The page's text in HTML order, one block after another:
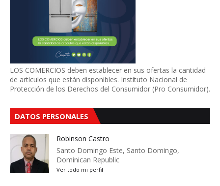
LOS COMERCIOS deben establecer en sus ofertas la cantidad
de artículos que están disponibles. Instituto Nacional de
Protección de los Derechos del Consumidor (Pro Consumidor).
DATOS PERSONALES
Robinson Castro
Santo Domingo Este, Santo Domingo,
Dominican Republic
Ver todo mi perfil